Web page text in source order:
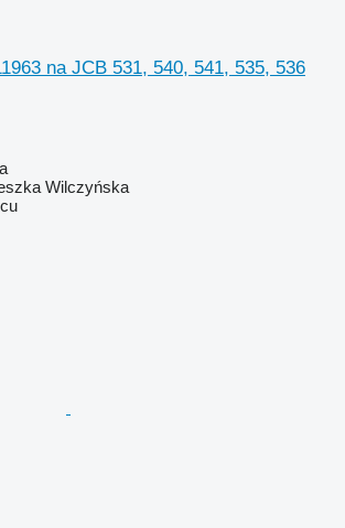
na JCB 531, 540, 541, 535, 536
Wilczyńska